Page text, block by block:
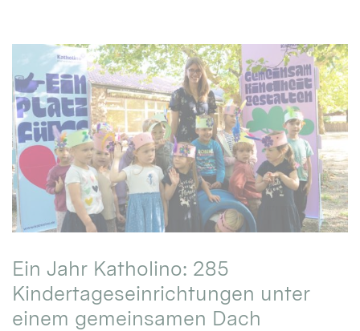
Ein Jahr Katholino: 285
Kindertageseinrichtungen unter
einem gemeinsamen Dach